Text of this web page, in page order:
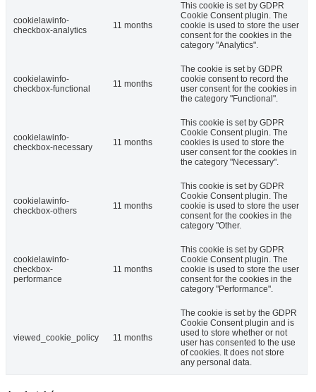
cookielawinfo-
checkbox-analytics
11 months
This cookie is set by GDPR
Cookie Consent plugin. The
cookie is used to store the user
consent for the cookies in the
category "Analytics".
cookielawinfo-
checkbox-functional
11 months
The cookie is set by GDPR
cookie consent to record the
user consent for the cookies in
the category "Functional".
cookielawinfo-
checkbox-necessary
11 months
This cookie is set by GDPR
Cookie Consent plugin. The
cookies is used to store the
user consent for the cookies in
the category "Necessary".
cookielawinfo-
checkbox-others
11 months
This cookie is set by GDPR
Cookie Consent plugin. The
cookie is used to store the user
consent for the cookies in the
category "Other.
cookielawinfo-
checkbox-
performance
11 months
This cookie is set by GDPR
Cookie Consent plugin. The
cookie is used to store the user
consent for the cookies in the
category "Performance".
viewed_cookie_policy 11 months
The cookie is set by the GDPR
Cookie Consent plugin and is
used to store whether or not
user has consented to the use
of cookies. It does not store
any personal data.